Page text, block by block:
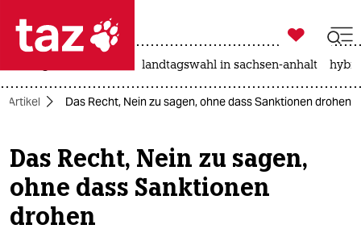
 taz zahl ich
taz zahl ich
themen
politik
öko

taz zahl ich
landtagswahl in sachsen-anhalt
Artikel Das Recht, Nein zu sagen, ohne dass Sanktionen drohen
Das Recht, Nein zu sagen,
ohne dass Sanktionen
drohen